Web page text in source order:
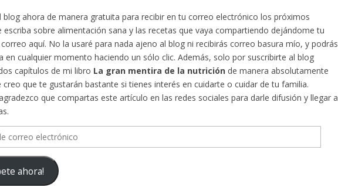
blog ahora de manera gratuita para recibir en tu correo electrónico los próximos
escriba sobre alimentación sana y las recetas que vaya compartiendo dejándome tu
aquí. No la usaré para nada ajeno al blog ni recibirás correo basura mío, y podrás
en cualquier momento haciendo un sólo clic. Además, solo por suscribirte al blog
capítulos de mi libro La gran mentira de la nutrición de manera absolutamente
creo que te gustarán bastante si tienes interés en cuidarte o cuidar de tu familia.
que compartas este artículo en las redes sociales para darle difusión y llegar a
ahora!